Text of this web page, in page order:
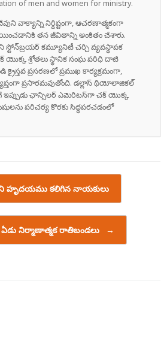
of men and women for ministry.
వాక్యాన్ని నిర్దిష్టంగా, ఆచరణాత్మకంగా
తన జీవితాన్ని అంకితం చేశారు.
కమ్యూనిటీ చర్చి వ్యవస్థాపక
శ్రోతలు స్థానిక సంఘ పరిధి దాటి
క్రైస్తవ ప్రసరణలో ప్రముఖ కార్యక్రమంగా,
ప్రసారమవుతోంది. డల్లాస్ థియోలాజికల్
ఇప్పుడు ఛాన్సిలర్ ఎమెరిటస్‌గా చక్ యొక్క
పరిచర్య కొరకు సిద్ధపరచడంలో
హృదయము కలిగిన నాయకులు
నిర్మాణాత్మక రాతిబండలు →